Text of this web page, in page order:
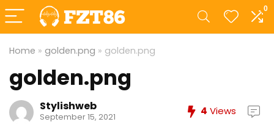
0
Home » golden.png » golden.png
golden.png
Stylishweb
September 15, 2021 4 Views